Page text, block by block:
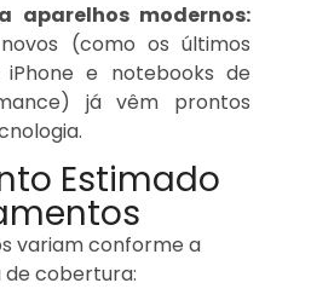
aparelhos modernos:
novos (como os últimos
iPhone e notebooks de
já vêm prontos
Estimado
variam conforme a
cobertura: